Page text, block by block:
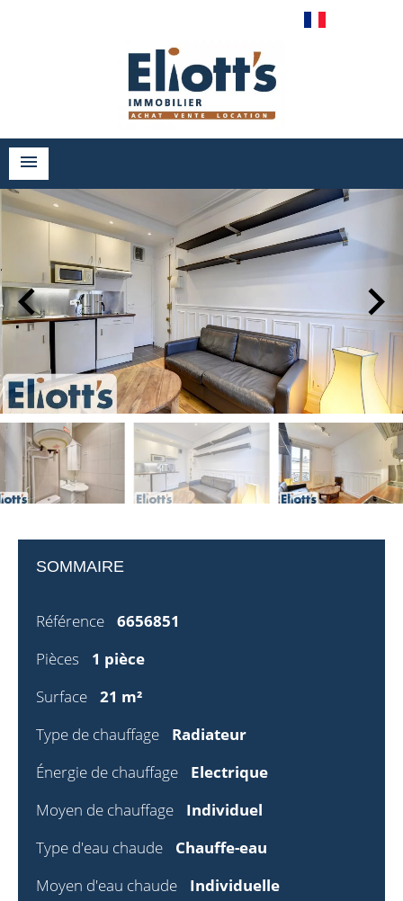
SOMMAIRE
Référence
6656851
Pièces
1 pièce
Surface
21 m²
Type de chauffage
Radiateur
Énergie de chauffage
Electrique
Moyen de chauffage
Individuel
Type d'eau chaude
Chauffe-eau
Moyen d'eau chaude
Individuelle